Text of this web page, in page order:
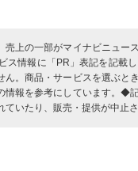
上の一部がマイナビニュ
ス情報に「PR」表記を記載
ん。商品・サービスを選ぶ
報を参考にしています。◆
いたり、販売・提供が中止